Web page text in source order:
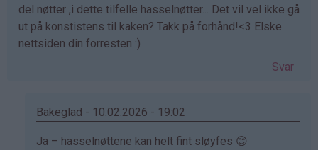
del nøtter ,i dette tilfelle hasselnøtter... Det vil vel ikke gå
ut på konstistens til kaken? Takk på forhånd!<3 Elske
nettsiden din forresten :)
Svar
Bakeglad - 10.02.2026 - 19:02
Som
Ja – hasselnøttene kan helt fint sløyfes 😊